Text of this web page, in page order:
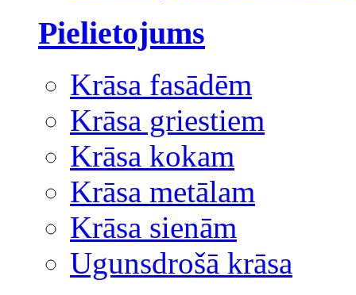
Pielietojums
Krāsa fasādēm
Krāsa griestiem
Krāsa kokam
Krāsa metālam
Krāsa sienām
Ugunsdrošā krāsa